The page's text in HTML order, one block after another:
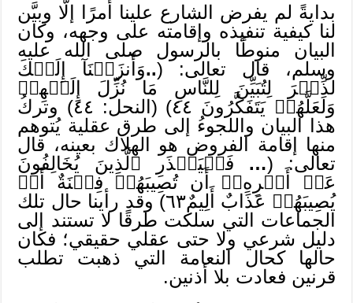
بدايةً لم يفرض الشارع علينا أمرًا إلَّا وبيَّن
لنا كيفية تنفيذه وإقامته على وجهه، وكان
البيان منوطًا بالرسول صلى الله عليه
وسلم، قال تعالى: (..وَأَنزَلۡنَآ إِلَيۡكَ
لذِّكۡرَ لِتُبَيِّنَ لِلنَّاسِ مَا نُزِّلَ إِلَيۡهِمۡ
وَلَعَلَّهُمۡ يَتَفَكَّرُونَ ٤٤) (النحل: ٤٤) وتركُ
هذا البيان واللجوءُ إلى طرق عقلية يُتوهم
منها إقامة الفروض هو الهلاك بعينه، قال
تعالى: (… فَلۡيَحۡذَرِ ٱلَّذِينَ يُخَالِفُونَ
عَنۡ أَمۡرِهِۦٓ أَن تُصِيبَهُمۡ فِتۡنَةٌ أَوۡ
يُصِيبَهُمۡ عَذَابٌ أَلِيمٌ٦٣) وقد رأينا حال تلك
الجماعات التي سلكت طرقًا لا تستند إلى
دليل شرعي ولا حتى عقلي حقيقي؛ فكان
حالها كحال النعامة التي ذهبت تطلب
قرنين فعادت بلا أذنين.